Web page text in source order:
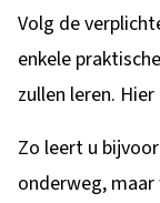
Volg de
enkele
zullen leren.
Zo leert u
onderweg,